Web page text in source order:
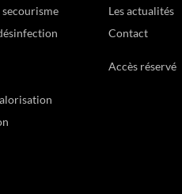
Les actualités
Contact
Accès réservé